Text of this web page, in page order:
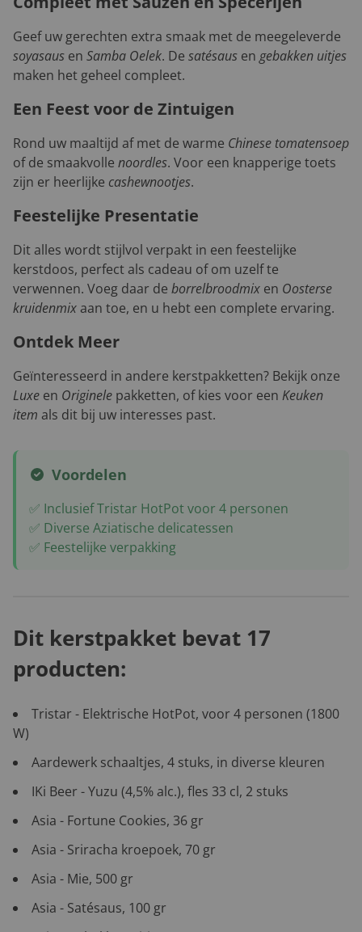
Geef uw gerechten extra smaak met de meegeleverde
soyasaus en Samba Oelek. De satésaus en gebakken uitjes
maken het geheel compleet.
Een Feest voor de Zintuigen
Rond uw maaltijd af met de warme Chinese tomatensoep
of de smaakvolle noordles. Voor een knapperige toets
zijn er heerlijke cashewnootjes.
Feestelijke Presentatie
Dit alles wordt stijlvol verpakt in een feestelijke
kerstdoos, perfect als cadeau of om uzelf te
verwennen. Voeg daar de borrelbroodmix en Oosterse
kruidenmixaan toe, en u hebt een complete ervaring.
Ontdek Meer
Geïnteresseerd in andere kerstpakketten? Bekijk onze
Luxe en Originele pakketten, of kies voor een Keuken
item als dit bij uw interesses past.
Voordelen
✅ Inclusief Tristar HotPot voor 4 personen
✅ Diverse Aziatische delicatessen
✅ Feestelijke verpakking
Dit kerstpakket bevat 17
producten:
Tristar - Elektrische HotPot, voor 4 personen (1800
W)
Aardewerk schaaltjes, 4 stuks, in diverse kleuren
IKi Beer - Yuzu (4,5% alc.), fles 33 cl, 2 stuks
Asia - Fortune Cookies, 36 gr
Asia - Sriracha kroepoek, 70 gr
Asia - Mie, 500 gr
Asia - Satésaus, 100 gr